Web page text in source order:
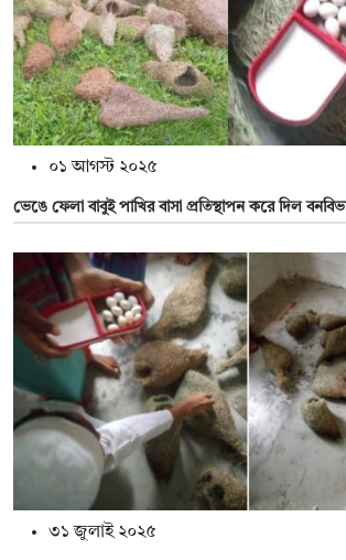
০১ আগস্ট ২০২৫
ভেঙে ফেলা বাবুই পাখির বাসা প্রতিস্থাপন করে দিল
৩১ জুলাই ২০২৫